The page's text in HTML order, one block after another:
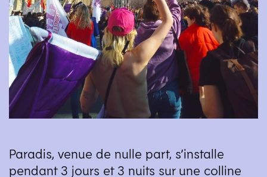
Paradis, venue de nulle part, s’installe
pendant 3 jours et 3 nuits sur une colline